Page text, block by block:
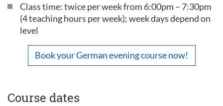
Class time: twice per week from 6:00pm – 7:30pm
(4 teaching hours per week); week days depend on
level
Book your German evening course now!
Course dates